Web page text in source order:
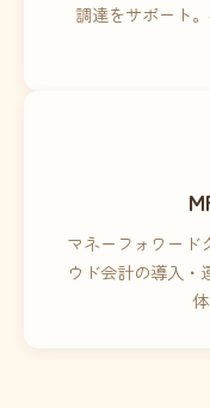
調達をサポート
マネーフォワード
ウド会計の導入・